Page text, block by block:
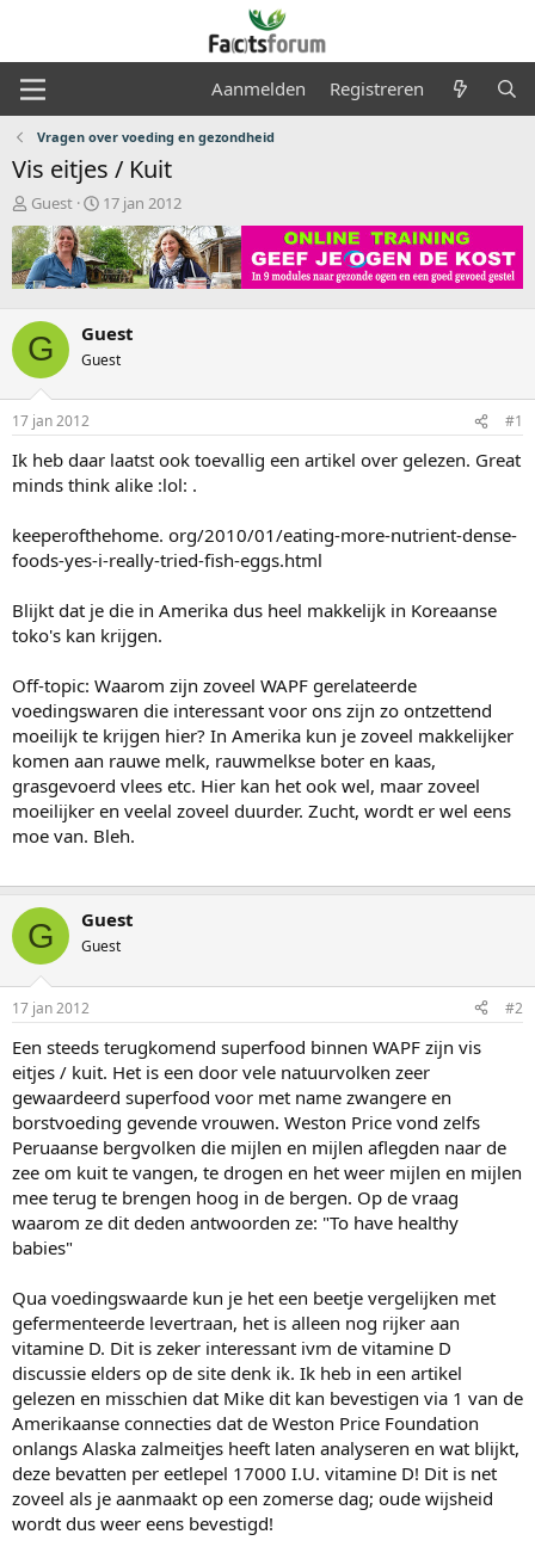
Aanmelden Registreren
Vragen over voeding en gezondheid
Vis eitjes / Kuit
O
n
d
e
r
e
r
p
s
t
a
r
t
Guest
S
t
a
r
t
a
t
m
17 jan 2012
G Guest
Guest
17 jan 2012 #1
Ik heb daar laatst ook toevallig een artikel over gelezen. Great
minds think alike :lol: .
keeperofthehome. org/2010/01/eating-more-nutrient-dense-
foods-yes-i-really-tried-fish-eggs.html
Blijkt dat je die in Amerika dus heel makkelijk in Koreaanse
toko's kan krijgen.
Off-topic: Waarom zijn zoveel WAPF gerelateerde
voedingswaren die interessant voor ons zijn zo ontzettend
moeilijk te krijgen hier? In Amerika kun je zoveel makkelijker
komen aan rauwe melk, rauwmelkse boter en kaas,
grasgevoerd vlees etc. Hier kan het ook wel, maar zoveel
moeilijker en veelal zoveel duurder. Zucht, wordt er wel eens
moe van. Bleh.
G Guest
Guest
17 jan 2012 #2
Een steeds terugkomend superfood binnen WAPF zijn vis
eitjes / kuit. Het is een door vele natuurvolken zeer
gewaardeerd superfood voor met name zwangere en
borstvoeding gevende vrouwen. Weston Price vond zelfs
Peruaanse bergvolken die mijlen en mijlen aflegden naar de
zee om kuit te vangen, te drogen en het weer mijlen en mijlen
mee terug te brengen hoog in de bergen. Op de vraag
waarom ze dit deden antwoorden ze: "To have healthy
babies"
Qua voedingswaarde kun je het een beetje vergelijken met
gefermenteerde levertraan, het is alleen nog rijker aan
vitamine D. Dit is zeker interessant ivm de vitamine D
discussie elders op de site denk ik. Ik heb in een artikel
gelezen en misschien dat Mike dit kan bevestigen via 1 van de
Amerikaanse connecties dat de Weston Price Foundation
onlangs Alaska zalmeitjes heeft laten analyseren en wat blijkt,
deze bevatten per eetlepel 17000 I.U. vitamine D! Dit is net
zoveel als je aanmaakt op een zomerse dag; oude wijsheid
wordt dus weer eens bevestigd!